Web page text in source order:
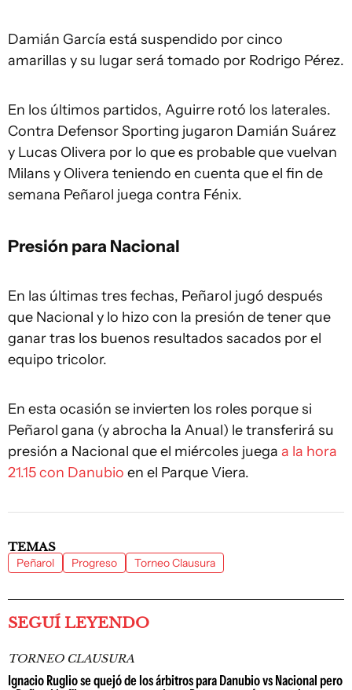
Damián García está suspendido por cinco
amarillas y su lugar será tomado por Rodrigo Pérez.
En los últimos partidos, Aguirre rotó los laterales.
Contra Defensor Sporting jugaron Damián Suárez
y Lucas Olivera por lo que es probable que vuelvan
Milans y Olivera teniendo en cuenta que el fin de
semana Peñarol juega contra Fénix.
Presión para Nacional
En las últimas tres fechas, Peñarol jugó después
que Nacional y lo hizo con la presión de tener que
ganar tras los buenos resultados sacados por el
equipo tricolor.
En esta ocasión se invierten los roles porque si
Peñarol gana (y abrocha la Anual) le transferirá su
presión a Nacional que el miércoles juega a la hora
21.15 con Danubio en el Parque Viera.
TEMAS
Peñarol Progreso Torneo Clausura
SEGUÍ LEYENDO
TORNEO CLAUSURA
Ignacio Ruglio se quejó de los árbitros para Danubio vs Nacional pero